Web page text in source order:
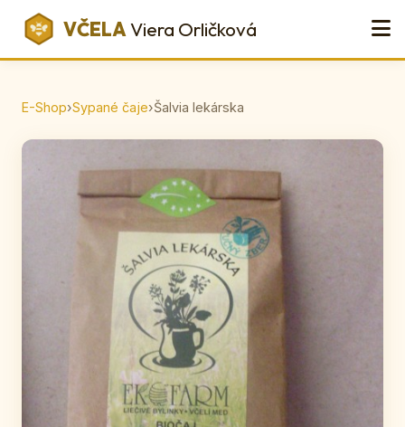
VČELAViera Orličková
E-Shop›Sypané čaje›Šalvia lekárska